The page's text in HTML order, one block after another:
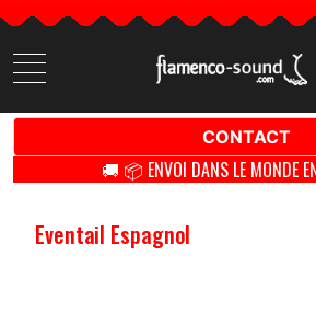
Cherchez
des
CONTACT
🚚 📦 ENVOI DANS LE MONDE
Eventail Espagnol